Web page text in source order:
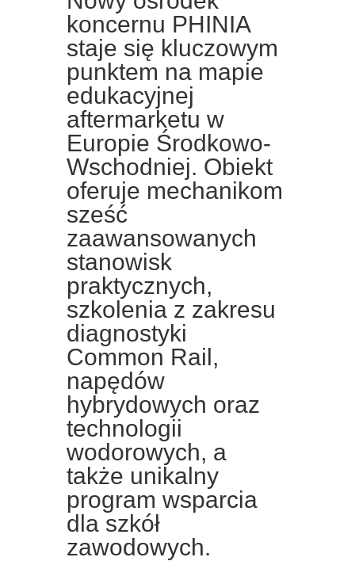
koncernu PHINIA
staje się kluczowym
punktem na mapie
edukacyjnej
aftermarketu w
Europie Środkowo-
Wschodniej. Obiekt
oferuje mechanikom
sześć
zaawansowanych
stanowisk
praktycznych,
szkolenia z zakresu
diagnostyki
Common Rail,
napędów
hybrydowych oraz
technologii
wodorowych, a
także unikalny
program wsparcia
dla szkół
zawodowych.